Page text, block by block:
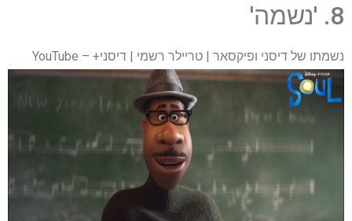
8. 'נשמה'
נשמתו של דיסני ופיקסאר | טריילר רשמי | דיסני+ – YouTube